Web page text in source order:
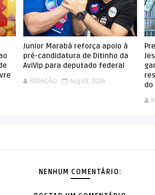
Junior Marabá reforça apoio à
pré-candidatura de Ditinho da
AviVip para deputado federal
REDAÇÃO Aug 03, 2026
do
NENHUM COMENTÁRIO: